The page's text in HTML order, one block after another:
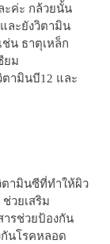
ะค่ะ กล้วยนั้น
ละยังวิตามิน
น ธาตุเหล็ก
ยม
ตามินบี12 และ
ามินซีที่ทำให้ผิว
นดี ช่วยเสริม
ารช่วยป้องกัน
งกันโรคหลอด